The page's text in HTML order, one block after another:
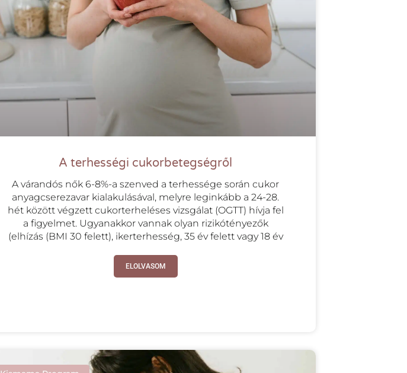
A terhességi cukorbetegségről
A várandós nők 6-8%-a szenved a terhessége során cukor
anyagcserezavar kialakulásával, melyre leginkább a 24-28.
hét között végzett cukorterheléses vizsgálat (OGTT) hívja fel
a figyelmet. Ugyanakkor vannak olyan rizikótényezők
(elhízás (BMI 30 felett), ikerterhesség, 35 év felett vagy 18 év
ELOLVASOM